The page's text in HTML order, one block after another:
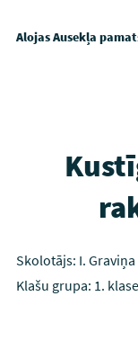
Alojas Ausekļa
Skolotājs: I. Graviņa
Klašu grupa: 1.